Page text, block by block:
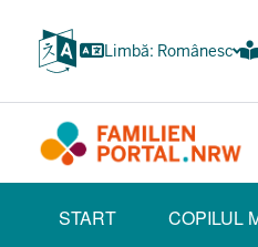
conținutul
Limbă: Românesc
(BÜRGERBEREICH)
START COPILUL